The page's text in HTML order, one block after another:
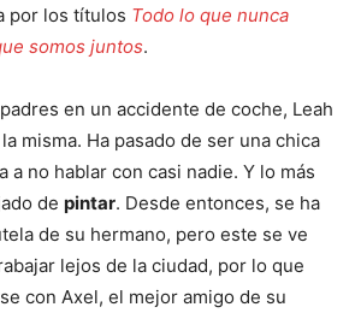
por los títulos Todo lo que nunca
somos juntos.
en un accidente de coche, Leah
misma. Ha pasado de ser una chica
a no hablar con casi nadie. Y lo más
de pintar. Desde entonces, se ha
de su hermano, pero este se ve
lejos de la ciudad, por lo que
con Axel, el mejor amigo de su